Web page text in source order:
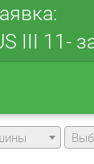
III 11-